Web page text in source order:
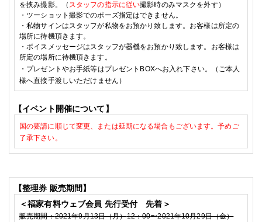
を挟み撮影。
（ スタッフの指示に従い撮影時のみマスクを外す）
・ ツーショット撮影でのポーズ指定はできません。
・私物サインはスタッフが私物をお預かり致します。お客様は所定の
場所に待機頂きます。
・ボイスメッセージはスタッフが器機をお預かり致します。お客様は
所定の場所に待機頂きます。
・プレゼントやお手紙等はプレゼントBOXへお入れ下さい。（ご本人
様へ直接手渡しいただけません）
【イベント開催について】
国の要請に順じて変更、または延期になる場合もございます。予めご
了承下さい。
【整理券 販売期間】
＜福家有料ウェブ会員 先行受付 先着＞
販売期間：2021年9月13日（月）12：00〜2021年10月29日（金）